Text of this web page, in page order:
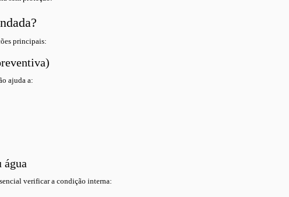
principais:
ajuda a:
água
verificar a condição interna: